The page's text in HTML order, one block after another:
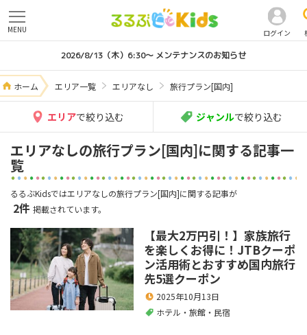
ログイン
MENU
2026/8/13（木）6:30～ メンテナンスのお知らせ
ホーム エリア一覧 エリアなし 旅行プラン[国内]
エリアで絞り込む ジャンルで絞り込む
エリアなしの旅行プラン[国内]に関する記事一
覧
るるぶKidsではエリアなしの旅行プラン[国内]に関する記事が
2件 掲載されています。
【最大2万円引！】家族旅行
を楽しくお得に！JTBクーポ
ン活用術とおすすめ国内旅行
先5選クーポン
2025年10月13日
ホテル・旅館・民宿